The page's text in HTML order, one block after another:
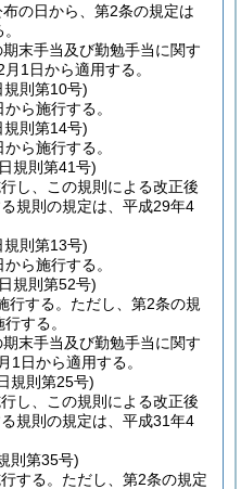
の日から、第2条の規定は
末手当及び勤勉手当に関す
1日から適用する。
規則第10号)
ら施行する。
規則第14号)
ら施行する。
規則第41号)
し、この規則による改正後
規則の規定は、平成29年4
規則第13号)
ら施行する。
規則第52号)
する。 ただし、第2条の規
する。
末手当及び勤勉手当に関す
1日から適用する。
規則第25号)
し、この規則による改正後
規則の規定は、平成31年4
則第35号)
する。 ただし、第2条の規定